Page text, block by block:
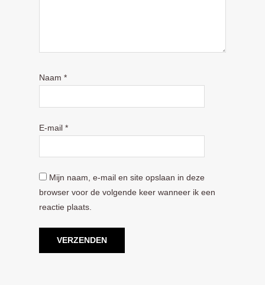
Naam *
E-mail *
Mijn naam, e-mail en site opslaan in deze
browser voor de volgende keer wanneer ik een
reactie plaats.